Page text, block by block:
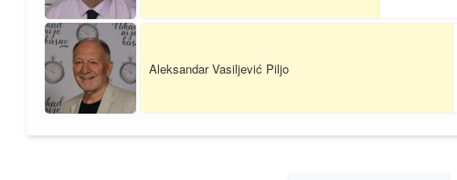
Aleksandar Vasiljević Piljo